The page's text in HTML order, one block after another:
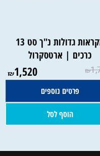
מקראות גדולות נ"ך סט 13
כרכים | ארטסקרול
₪
₪1,520
פרטים נוספים
הוסף לסל